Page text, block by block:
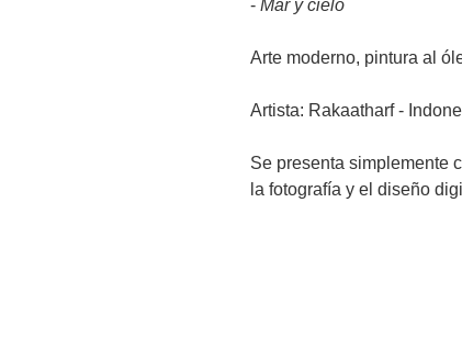
- Mar y cielo
Arte moderno, pintura al
Artista: Rakaatharf -
Se presenta simplemente
la fotografía y el diseño